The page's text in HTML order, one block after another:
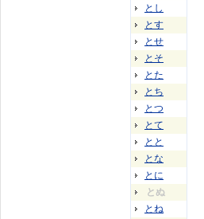
とし
とす
とせ
とそ
とた
とち
とつ
とて
とと
とな
とに
とぬ
とね